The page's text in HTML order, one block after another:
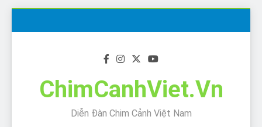
ChimCanhViet.Vn
Diễn Đàn Chim Cảnh Việt Nam